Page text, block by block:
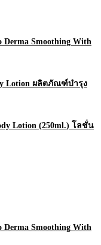
Smoothing With
Lotion ผลิตภัณฑ์บำรุง
Lotion (250ml.) โลชั่น
Smoothing With